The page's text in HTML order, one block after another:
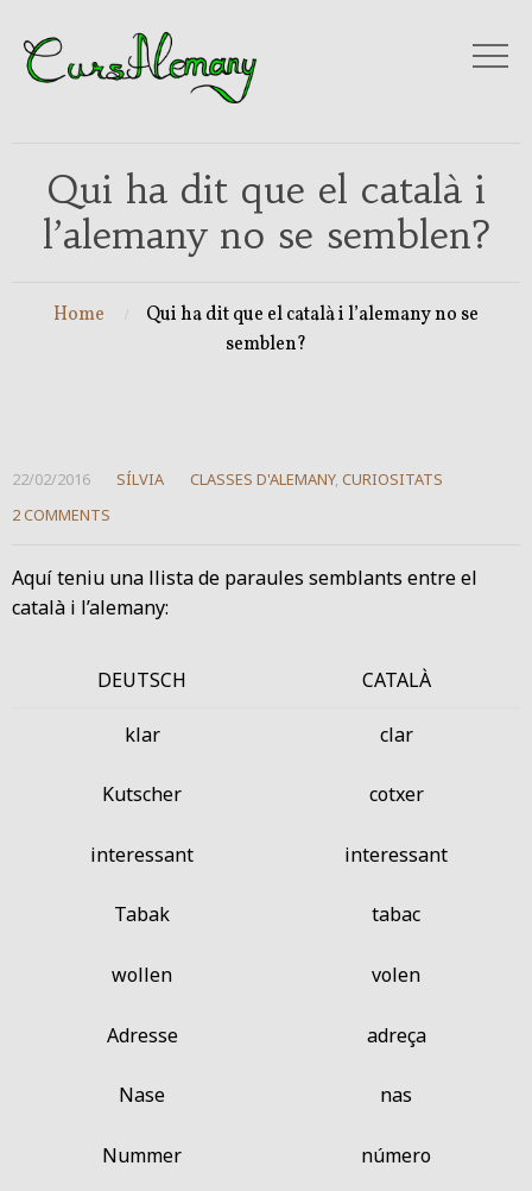
Qui ha dit que el català i
l’alemany no se semblen?
Home
Qui ha dit que el català i l’alemany no se
semblen?
22/02/2016 SÍLVIA CLASSES D'ALEMANY, CURIOSITATS
2 COMMENTS
Aquí teniu una llista de paraules semblants entre el
català i l’alemany:
DEUTSCH CATALÀ
klar
Kutscher
interessant
Tabak
wollen
Adresse
Nase
Nummer
clar
cotxer
interessant
tabac
volen
adreça
nas
número